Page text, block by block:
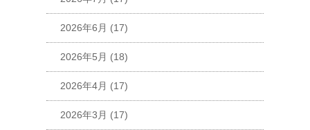
2026年6月 (17)
2026年5月 (18)
2026年4月 (17)
2026年3月 (17)